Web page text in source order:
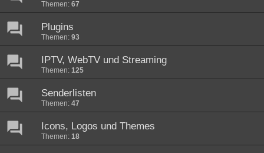
Themen: 67
Plugins
Themen: 93
IPTV, WebTV und Streaming
Themen: 125
Senderlisten
Themen: 47
Icons, Logos und Themes
Themen: 18